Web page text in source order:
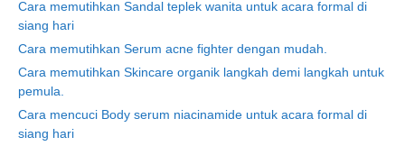
Cara memutihkan Sandal teplek wanita untuk acara formal di
siang hari
Cara memutihkan Serum acne fighter dengan mudah.
Cara memutihkan Skincare organik langkah demi langkah untuk
pemula.
Cara mencuci Body serum niacinamide untuk acara formal di
siang hari